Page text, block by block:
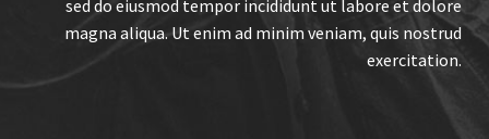
sed do eiusmod tempor incididunt ut labore et dolore
magna aliqua. Ut enim ad minim veniam, quis nostrud
exercitation.